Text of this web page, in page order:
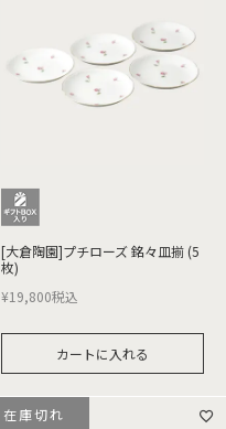
[大倉陶園]プチローズ 銘々皿揃 (5
枚)
¥19,800税込
カートに入れる
在庫切れ